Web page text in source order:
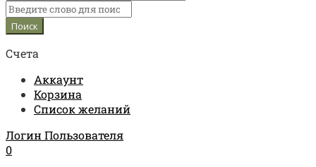
Счета
Аккаунт
Корзина
Список желаний
Логин Пользователя
0